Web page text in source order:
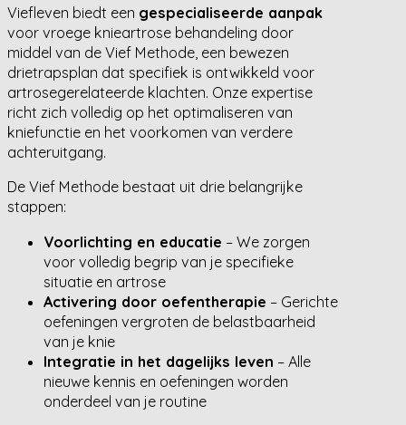
Viefleven biedt een gespecialiseerde aanpak
voor vroege knieartrose behandeling door
middel van de Vief Methode, een bewezen
drietrapsplan dat specifiek is ontwikkeld voor
artrosegerelateerde klachten. Onze expertise
richt zich volledig op het optimaliseren van
kniefunctie en het voorkomen van verdere
achteruitgang.
De Vief Methode bestaat uit drie belangrijke
stappen:
Voorlichting en educatie – We zorgen
voor volledig begrip van je specifieke
situatie en artrose
Activering door oefentherapie – Gerichte
oefeningen vergroten de belastbaarheid
van je knie
Integratie in het dagelijks leven – Alle
nieuwe kennis en oefeningen worden
onderdeel van je routine